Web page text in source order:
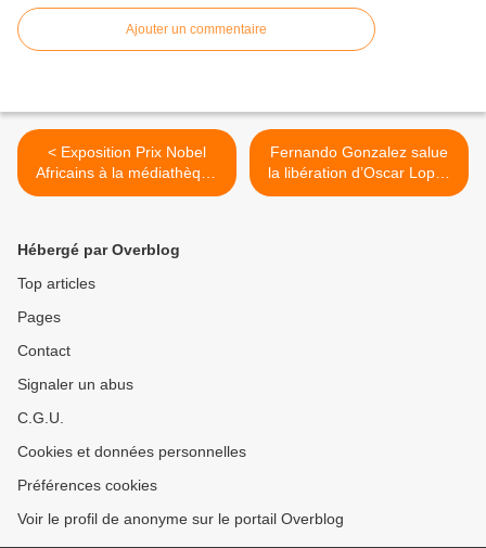
Ajouter un commentaire
< Exposition Prix Nobel
Africains à la médiathèque
de Seilhac du 6 janvier au 6
Fernando Gonzalez salue
la libération d’Oscar Lopez
Rivera >
Hébergé par Overblog
Top articles
Pages
Contact
Signaler un abus
C.G.U.
Cookies et données personnelles
Préférences cookies
Voir le profil de anonyme sur le portail Overblog